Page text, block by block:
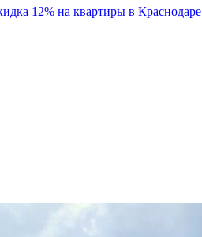
12% на квартиры в Краснодаре